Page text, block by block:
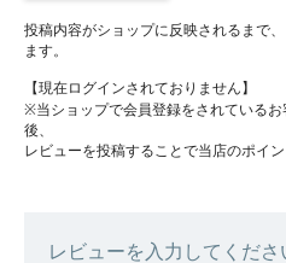
投稿内容がショップに反映されるまで
ます。
【現在ログインされておりません】
※当ショップで会員登録をされている
後、
レビューを投稿することで当店のポイ
レビューを入力してくださ